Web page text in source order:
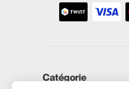
Catégorie